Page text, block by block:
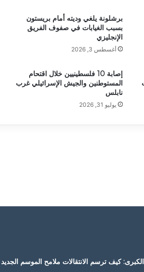
برشلونة يلغي وديته أمام بريستون
بسبب الغيابات في صفوف الفريق
الإنجليزي
أغسطس 3, 2026
إصابة 10 فلسطينيين خلال اقتحام
المستوطنين والجيش الإسرائيلي غرب
نابلس
يوليو 31, 2026